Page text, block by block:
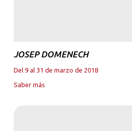
JOSEP DOMENECH
Del 9 al 31 de marzo de 2018
Saber más